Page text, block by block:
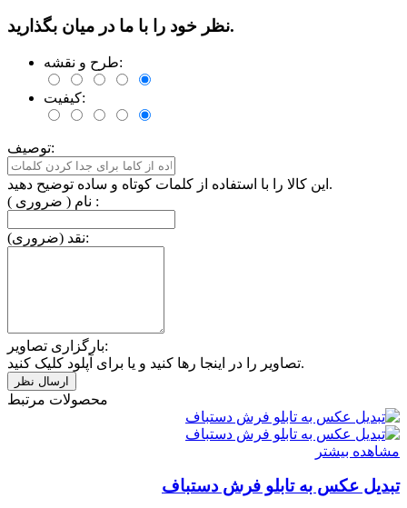
نظر خود را با ما در میان بگذارید.
طرح و نقشه:
کیفیت:
توصیف:
این کالا را با استفاده از کلمات کوتاه و ساده توضیح دهید.
نام ( ضروری ) :
نقد (ضروری):
بارگزاری تصاویر:
تصاویر را در اینجا رها کنید و یا برای آپلود کلیک کنید.
محصولات مرتبط
مشاهده بیشتر
تبدیل عکس به تابلو فرش دستباف